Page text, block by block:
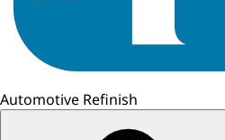
Automotive Refinish